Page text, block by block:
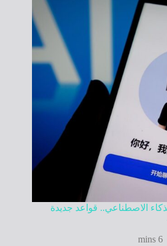
الاصطناعي.. قواعد جديدة
6 mins